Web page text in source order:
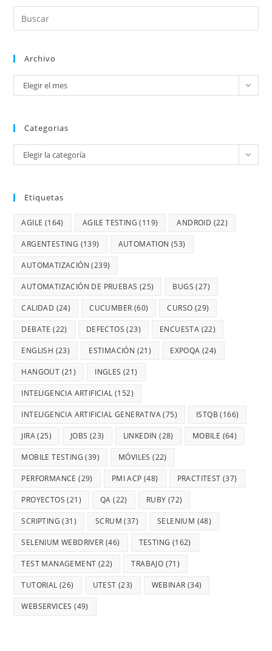
Archivo
Elegir el mes
Categorias
Elegir la categoría
Etiquetas
AGILE (164) AGILE TESTING (119) ANDROID (22)
ARGENTESTING (139) AUTOMATION (53)
AUTOMATIZACIÓN (239)
AUTOMATIZACIÓN DE PRUEBAS (25) BUGS (27)
CALIDAD (24) CUCUMBER (60) CURSO (29)
DEBATE (22) DEFECTOS (23) ENCUESTA (22)
ENGLISH (23) ESTIMACIÓN (21) EXPOQA (24)
HANGOUT (21) INGLES (21)
INTELIGENCIA ARTIFICIAL (152)
INTELIGENCIA ARTIFICIAL GENERATIVA(75) ISTQB (166)
JIRA(25) JOBS (23) LINKEDIN (28) MOBILE (64)
MOBILE TESTING (39) MÓVILES (22)
PERFORMANCE (29) PMI ACP (48) PRACTITEST (37)
PROYECTOS (21) QA (22) RUBY (72)
SCRIPTING (31) SCRUM (37) SELENIUM (48)
SELENIUM WEBDRIVER (46) TESTING (162)
TEST MANAGEMENT (22) TRABAJO (71)
TUTORIAL (26) UTEST (23) WEBINAR (34)
WEBSERVICES (49)